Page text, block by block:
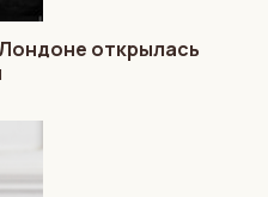
открылась